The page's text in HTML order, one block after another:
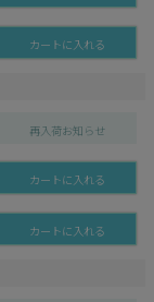
カートに入れる
再入荷お知らせ
カートに入れる
カートに入れる